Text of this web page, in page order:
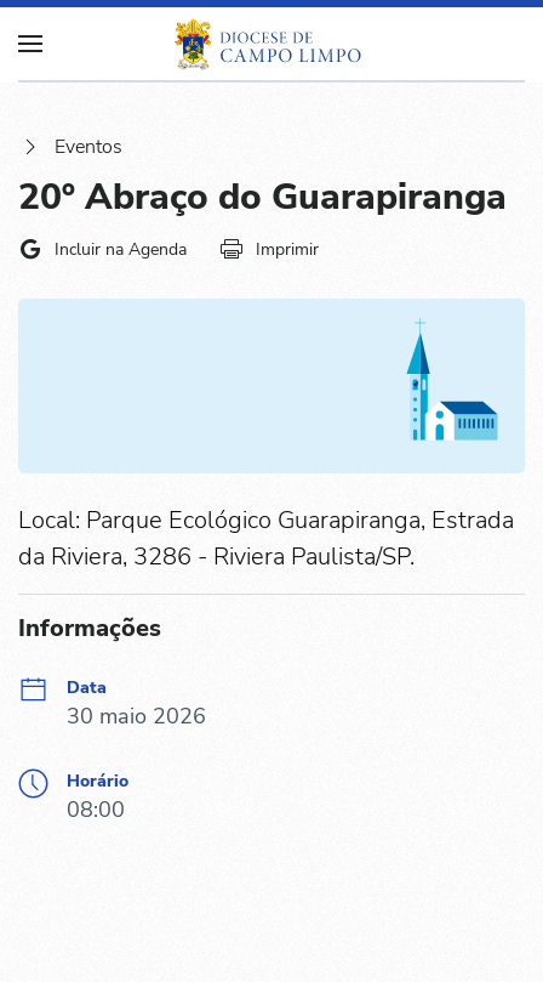
Eventos
20º Abraço do Guarapiranga
Incluir na Agenda Imprimir
Local: Parque Ecológico Guarapiranga, Estrada
da Riviera, 3286 - Riviera Paulista/SP.
Informações
Data
30 maio 2026
Horário
08:00